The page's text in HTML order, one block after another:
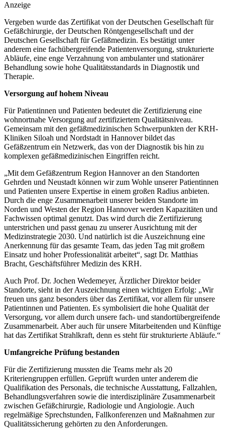
Anzeige
Vergeben wurde das Zertifikat von der Deutschen Gesellschaft für
Gefäßchirurgie, der Deutschen Röntgengesellschaft und der
Deutschen Gesellschaft für Gefäßmedizin. Es bestätigt unter
anderem eine fachübergreifende Patientenversorgung, strukturierte
Abläufe, eine enge Verzahnung von ambulanter und stationärer
Behandlung sowie hohe Qualitätsstandards in Diagnostik und
Therapie.
Versorgung auf hohem Niveau
Für Patientinnen und Patienten bedeutet die Zertifizierung eine
wohnortnahe Versorgung auf zertifiziertem Qualitätsniveau.
Gemeinsam mit den gefäßmedizinischen Schwerpunkten der KRH-
Kliniken Siloah und Nordstadt in Hannover bildet das
Gefäßzentrum ein Netzwerk, das von der Diagnostik bis hin zu
komplexen gefäßmedizinischen Eingriffen reicht.
„Mit dem Gefäßzentrum Region Hannover an den Standorten
Gehrden und Neustadt können wir zum Wohle unserer Patientinnen
und Patienten unsere Expertise in einem großen Radius anbieten.
Durch die enge Zusammenarbeit unserer beiden Standorte im
Norden und Westen der Region Hannover werden Kapazitäten und
Fachwissen optimal genutzt. Das wird durch die Zertifizierung
unterstrichen und passt genau zu unserer Ausrichtung mit der
Medizinstrategie 2030. Und natürlich ist die Auszeichnung eine
Anerkennung für das gesamte Team, das jeden Tag mit großem
Einsatz und hoher Professionalität arbeitet“, sagt Dr. Matthias
Bracht, Geschäftsführer Medizin des KRH.
Auch Prof. Dr. Jochen Wedemeyer, Ärztlicher Direktor beider
Standorte, sieht in der Auszeichnung einen wichtigen Erfolg: „Wir
freuen uns ganz besonders über das Zertifikat, vor allem für unsere
Patientinnen und Patienten. Es symbolisiert die hohe Qualität der
Versorgung, vor allem durch unsere fach- und standortübergreifende
Zusammenarbeit. Aber auch für unsere Mitarbeitenden und Künftige
hat das Zertifikat Strahlkraft, denn es steht für strukturierte Abläufe.“
Umfangreiche Prüfung bestanden
Für die Zertifizierung mussten die Teams mehr als 20
Kriteriengruppen erfüllen. Geprüft wurden unter anderem die
Qualifikation des Personals, die technische Ausstattung, Fallzahlen,
Behandlungsverfahren sowie die interdisziplinäre Zusammenarbeit
zwischen Gefäßchirurgie, Radiologie und Angiologie. Auch
regelmäßige Sprechstunden, Fallkonferenzen und Maßnahmen zur
Qualitätssicherung gehörten zu den Anforderungen.